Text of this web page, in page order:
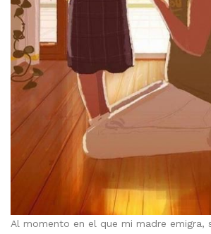
Al momento en el que mi madre emigra,